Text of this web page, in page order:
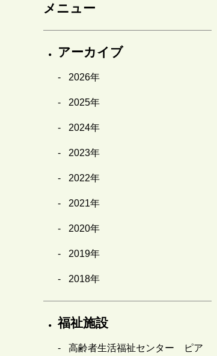
メニュー
アーカイブ
2026年
2025年
2024年
2023年
2022年
2021年
2020年
2019年
2018年
福祉施設
高齢者生活福祉センター ピア